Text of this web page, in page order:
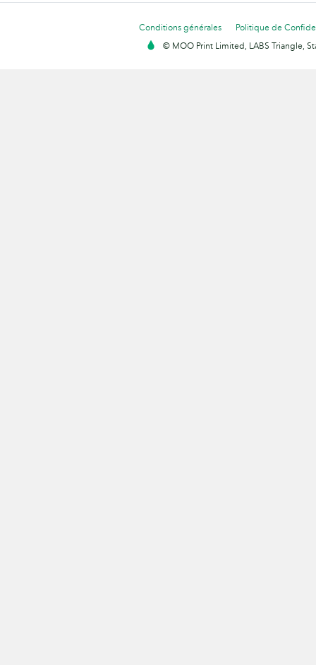
Conditions générales
Politique de
© MOO Print Limited, LABS Triangle,